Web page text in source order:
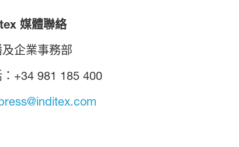
媒體聯絡
企業事務部
：+34 981 185 400